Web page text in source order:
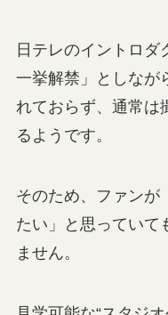
日テレのイントロダ
一挙解禁」としなが
れておらず、通常は
るようです。
そのため、ファンが
たい」と思っていて
ません。